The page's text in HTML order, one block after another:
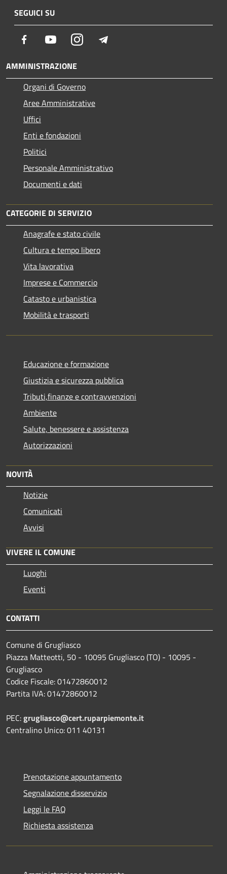
SEGUICI SU
Facebook YoutubeInstagram
AMMINISTRAZIONE
Organi di Governo
Aree Amministrative
Uffici
Enti e fondazioni
Politici
Personale Amministrativo
Documenti e dati
CATEGORIE DI SERVIZIO
Anagrafe e stato civile
Cultura e tempo libero
Vita lavorativa
Imprese e Commercio
Catasto e urbanistica
Mobilità e trasporti
Educazione e formazione
Giustizia e sicurezza pubblica
Tributi,finanze e contravvenzioni
Ambiente
Salute, benessere e assistenza
Autorizzazioni
NOVITÀ
Notizie
Comunicati
Avvisi
VIVERE IL COMUNE
Luoghi
Eventi
CONTATTI
Comune di Grugliasco
Piazza Matteotti, 50 - 10095 Grugliasco (TO) - 10095 -
Grugliasco
Codice Fiscale: 01472860012
Partita IVA: 01472860012
PEC:grugliasco@cert.ruparpiemonte.it
Centralino Unico: 011 40131
Prenotazione appuntamento
Segnalazione disservizio
Leggi le FAQ
Richiesta assistenza